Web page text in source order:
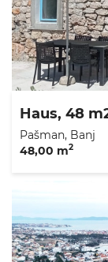
Haus, 48
Pašman, Banj
48,00 m2